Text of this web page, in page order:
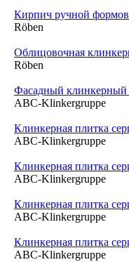
Кирпич ручной
Röben
Облицовочная
Röben
Фасадный
ABC-Klinkergruppe
Клинкерная плитка
ABC-Klinkergruppe
Клинкерная плитка
ABC-Klinkergruppe
Клинкерная плитка
ABC-Klinkergruppe
Клинкерная плитка
ABC-Klinkergruppe